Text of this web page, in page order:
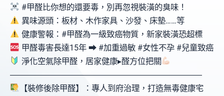
#甲醛比你想的還要毒，別再忽視裝潢的臭味！
異味源頭：板材、木作家具、沙發、床墊……等
健康警報：#甲醛為一級致癌物質，新家裝潢恐超標
甲醛毒害長達15年 ⮕ #加重過敏 #女性不孕 #兒童致癌
淨化空氣除甲醛，居家健康▸醛方位把關
󠀠󠀠󠀠󠀠󠀠󠀠󠀠󠀠󠀠―――――――――――――――――――󠀠󠀠󠀠󠀠――――󠀠󠀠󠀠―󠀠󠀠󠀠
【裝修後除甲醛】：專人到府治理，打造無毒健康宅